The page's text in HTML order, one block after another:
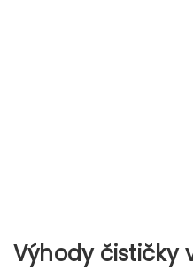
Výhody čističky